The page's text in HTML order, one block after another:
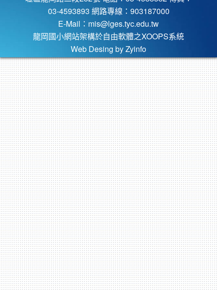
03-4593893 網路專線：903187000
E-Mail： mis@lges.tyc.edu.tw
龍岡國小網站架構於自由軟體之XOOPS系統
Web Desing by Zyinfo